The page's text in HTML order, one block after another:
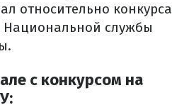
относительно конкурса
Национальной службы
с конкурсом на